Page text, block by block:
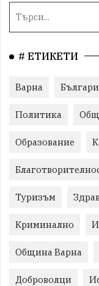
# ЕТИКЕТИ
Варна
Политика
Образование
Туризъм
Криминално
Община Варна
Доброволци